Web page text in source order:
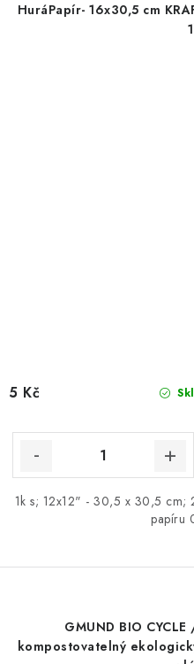
HuráPapír- 16x30,5 cm
5 Kč
1k s; 12x12" - 30,5 x 30,5 cm;
papíru
GMUND BIO
kompostovatelný